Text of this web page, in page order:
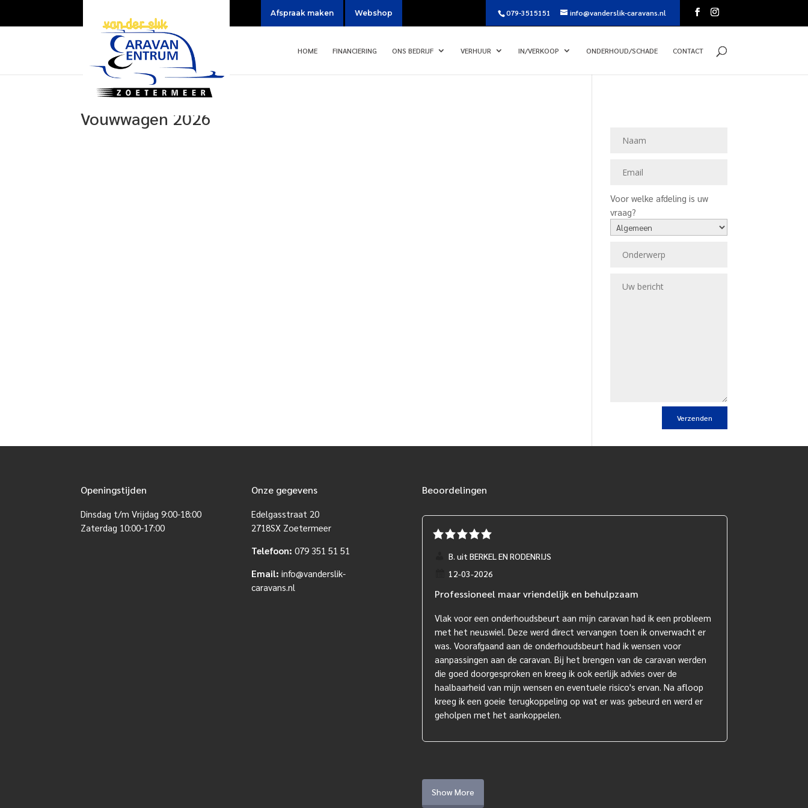
Afspraak maken Webshop 079-3515151 info@vanderslik-caravans.nl
HOME FINANCIERING ONS BEDRIJF VERHUUR IN/VERKOOP ONDERHOUD/SCHADE CONTACT
Vouwwagen 2026
Voor welke afdeling is uw
vraag?
Openingstijden
Dinsdag t/m Vrijdag 9:00-18:00
Zaterdag 10:00-17:00
Onze gegevens
Edelgasstraat 20
2718SX Zoetermeer
Telefoon: 079 351 51 51
Email: info@vanderslik-
caravans.nl
Beoordelingen
B. uit BERKEL EN RODENRIJS
12-03-2026
Professioneel maar vriendelijk en behulpzaam
Vlak voor een onderhoudsbeurt aan mijn caravan had ik een probleem
met het neuswiel. Deze werd direct vervangen toen ik onverwacht er
was. Voorafgaand aan de onderhoudsbeurt had ik wensen voor
aanpassingen aan de caravan. Bij het brengen van de caravan werden
die goed doorgesproken en kreeg ik ook eerlijk advies over de
haalbaarheid van mijn wensen en eventuele risico's ervan. Na afloop
kreeg ik een goeie terugkoppeling op wat er was gebeurd en werd er
geholpen met het aankoppelen.
Show More